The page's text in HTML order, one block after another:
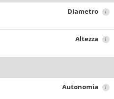
Diametro i
Altezza i
Autonomia i